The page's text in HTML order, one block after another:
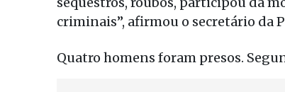
criminais”, afirmou o secretário da
Quatro homens foram presos.